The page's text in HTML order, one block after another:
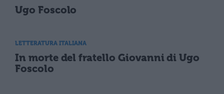
Ugo Foscolo
LETTERATURA ITALIANA
In morte del fratello Giovanni di Ugo
Foscolo